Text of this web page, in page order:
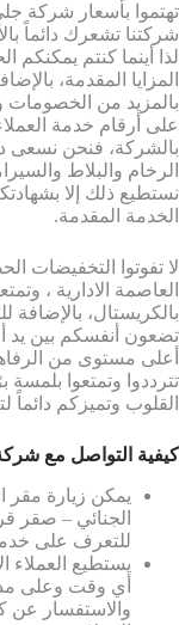
تهتموا بأسعار شركة
شركتنا تشعرك دائماً
لذا أينما كنتم يمكنكم
المزايا المقدمة،
بالمزيد من
على أرقام خدمة
بالشركة، فنحن نسعى
الرخام والبلاط
نستطيع ذلك إلا
الخدمة المقدمة.
لا تفوتوا
العاصمة الادارية ،
بالكريستال، بالإضافة
تضعون أنفسكم بين يد
أعلى مستوى من
تترددوا وتمتعوا
القلوب وتميزكم دائماً
كيفية التواصل مع
الجنائي – صقر
للتعرف على
أي وقت وعلى
والاستفسار عن